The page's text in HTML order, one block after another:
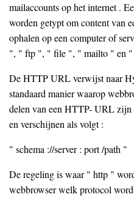
mailaccounts op het internet .
worden getypt om content van
ophalen op een computer of
", " ftp ", " file ", " mailto " en
De HTTP URL verwijst naar
standaard manier waarop
delen van een HTTP- URL zijn
en verschijnen als volgt :
" schema ://server : port /path "
De regeling is waar " http "
webbrowser welk protocol